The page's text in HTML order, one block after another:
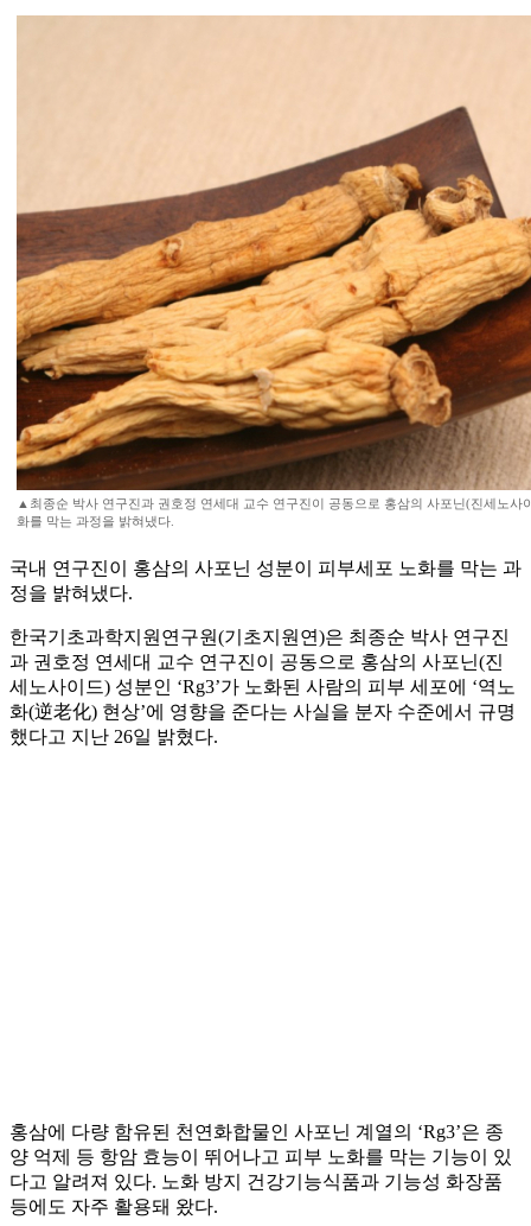
▲최종순 박사 연구진과 권호정 연세대 교수 연구진이 공동으로 홍삼의 사포닌(진세노사
화를 막는 과정을 밝혀냈다.
국내 연구진이 홍삼의 사포닌 성분이 피부세포 노화를 막는 과
정을 밝혀냈다.
한국기초과학지원연구원(기초지원연)은 최종순 박사 연구진
과 권호정 연세대 교수 연구진이 공동으로 홍삼의 사포닌(진
세노사이드) 성분인 ‘Rg3’가 노화된 사람의 피부 세포에 ‘역노
화(逆老化) 현상’에 영향을 준다는 사실을 분자 수준에서 규명
했다고 지난 26일 밝혔다.
홍삼에 다량 함유된 천연화합물인 사포닌 계열의 ‘Rg3’은 종
양 억제 등 항암 효능이 뛰어나고 피부 노화를 막는 기능이 있
다고 알려져 있다. 노화 방지 건강기능식품과 기능성 화장품
등에도 자주 활용돼 왔다.